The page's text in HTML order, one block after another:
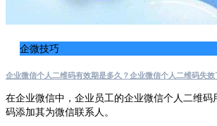
企微技巧
企业微信个人二维码有效期是多久？企业微信个人二维码失效
在企业微信中，企业员工的企业微信个人二维码
码添加其为微信联系人。